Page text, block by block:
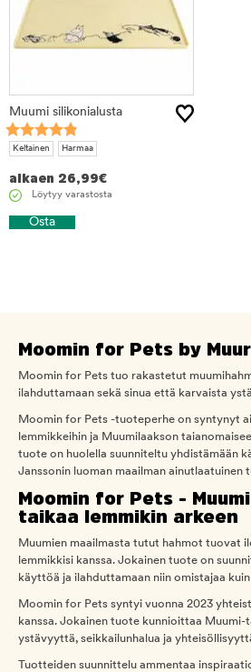
Muumi silikonialusta
Keltainen Harmaa
alkaen 26,99€
Löytyy varastosta
Osta
Moomin for Pets by
Moomin for Pets tuo rakastetut
ilahduttamaan sekä sinua että karvaista
Moomin for Pets -tuoteperhe on syntynyt
lemmikkeihin ja Muumilaakson
tuote on huolella suunniteltu yhdistämään
Janssonin luoman maailman ainutlaatuinen
Moomin for Pets -
taikaa lemmikin arkeen
Muumien maailmasta tutut hahmot tuovat
lemmikkisi kanssa. Jokainen tuote on
käyttöä ja ilahduttamaan niin omistajaa
Moomin for Pets syntyi vuonna 2023
kanssa. Jokainen tuote kunnioittaa Muumi-
ystävyyttä, seikkailunhalua ja
Tuotteiden suunnittelu ammentaa